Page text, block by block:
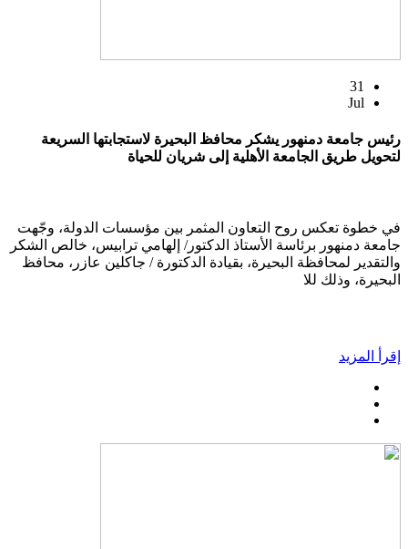
31
Jul
رئيس جامعة دمنهور يشكر محافظ البحيرة لاستجابتها السريعة
لتحويل طريق الجامعة الأهلية إلى شريان للحياة
في خطوة تعكس روح التعاون المثمر بين مؤسسات الدولة، وجّهت
جامعة دمنهور برئاسة الأستاذ الدكتور/ إلهامي ترابيس، خالص الشكر
والتقدير لمحافظة البحيرة، بقيادة الدكتورة / جاكلين عازر، محافظ
البحيرة، وذلك للا
إقرأ المزيد